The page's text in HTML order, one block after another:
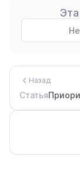
Назад
Статья